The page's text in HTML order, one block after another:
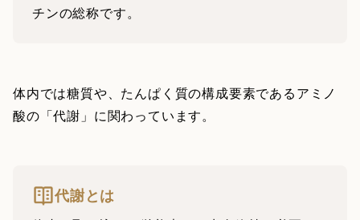
チンの総称です。
体内では糖質や、たんぱく質の構成要素であるアミノ
酸の「代謝」に関わっています。
代謝とは